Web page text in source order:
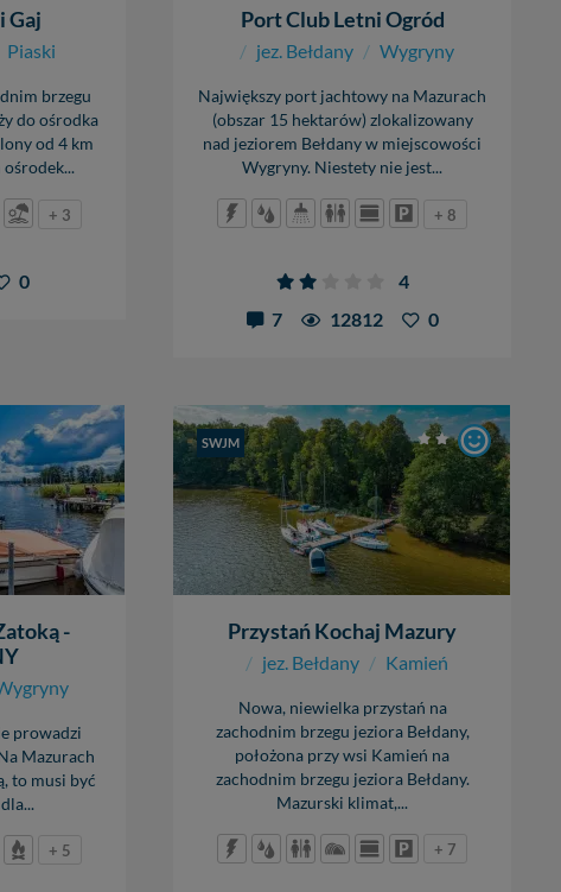
Gaj
Piaski
brzegu
do ośrodka
od 4 km
+ 3
0
Port Club Letni Ogród
/ jez. Bełdany / Wygryny
Największy port jachtowy na Mazurach
(obszar 15 hektarów) zlokalizowany
nad jeziorem Bełdany w miejscowości
Wygryny. Niestety nie jest...
+ 8
4
7
12812 0
głębokość
1,50 - 2,00 m
cumowanie
kotwica,long side
cena
25 zł + 15 zł / osoba
-
prowadzi
Mazurach
to musi być
+ 5
SWJM
Przystań Kochaj Mazury
/ jez. Bełdany / Kamień
Nowa, niewielka przystań na
zachodnim brzegu jeziora Bełdany,
położona przy wsi Kamień na
zachodnim brzegu jeziora Bełdany.
Mazurski klimat,...
+ 7